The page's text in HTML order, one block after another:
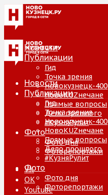
Новости
Публикации
Гид
Точка зрения
Новокузнецк-400
НовоKUZнечане
Прямые вопросы
Дело прошлого
#КузняРулит
Фото
Фото дня
Фоторепортажи
VK
ОК
Youtube
Новости
Публикации
Гид
Точка зрения
Новокузнецк-400
НовоKUZнечане
Прямые вопросы
Дело прошлого
#КузняРулит
Фото
Фото дня
Фоторепортажи